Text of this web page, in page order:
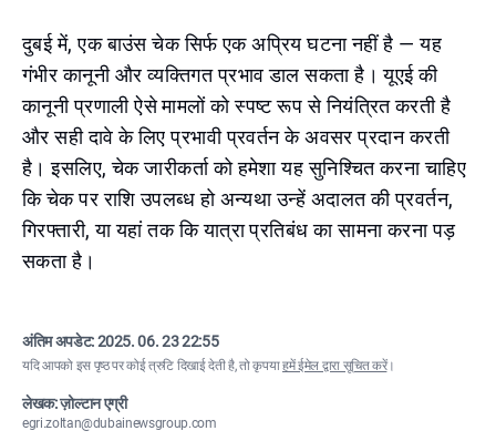
दुबई में, एक बाउंस चेक सिर्फ एक अप्रिय घटना नहीं है — यह
गंभीर कानूनी और व्यक्तिगत प्रभाव डाल सकता है। यूएई की
कानूनी प्रणाली ऐसे मामलों को स्पष्ट रूप से नियंत्रित करती है
और सही दावे के लिए प्रभावी प्रवर्तन के अवसर प्रदान करती
है। इसलिए, चेक जारीकर्ता को हमेशा यह सुनिश्चित करना चाहिए
कि चेक पर राशि उपलब्ध हो अन्यथा उन्हें अदालत की प्रवर्तन,
गिरफ्तारी, या यहां तक कि यात्रा प्रतिबंध का सामना करना पड़
सकता है।
अंतिम अपडेट:2025. 06. 23 22:55
यदि आपको इस पृष्ठ पर कोई त्रुटि दिखाई देती है, तो कृपयाहमें ईमेल द्वारा सूचित करें।
लेखक: ज़ोल्टान एग्री
egri.zoltan@dubainewsgroup.com